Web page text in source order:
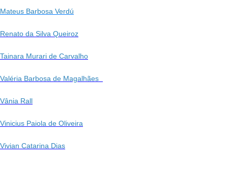
Mateus Barbosa Verdú
Renato da Silva Queiroz
Tainara Murari de Carvalho
Valéria Barbosa de Magalhães
Vânia Rall
Vinicius Paiola de Oliveira
Vivian Catarina Dias